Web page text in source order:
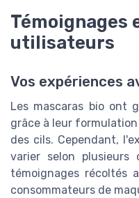
Témoignages
utilisateurs
Vos expériences
Les mascaras bio ont
grâce à leur
des cils. Cependant,
varier selon plusieurs
témoignages récoltés
consommateurs de